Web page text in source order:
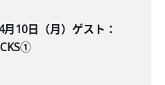
10日（月）ゲスト：